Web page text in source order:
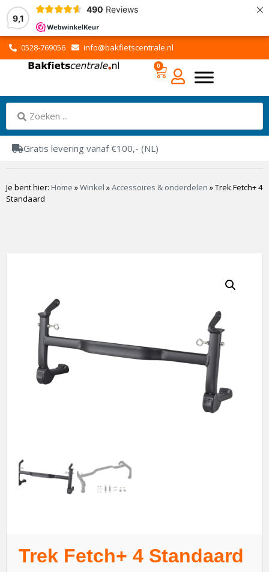
9,1
490 Reviews ×
0528-769056 info@bakfietscentrale.nl
0
Gratis levering vanaf €100,- (NL)
Je bent hier: Home »Winkel »Accessoires & onderdelen »Trek Fetch+ 4
Standaard
Trek Fetch+ 4 Standaard